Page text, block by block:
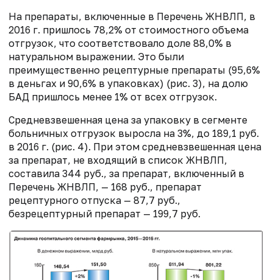
На препараты, включенные в Перечень ЖНВЛП, в
2016 г. пришлось 78,2% от стоимостного объема
отгрузок, что соответствовало доле 88,0% в
натуральном выражении. Это были
преимущественно рецептурные препараты (95,6%
в деньгах и 90,6% в упаковках) (рис. 3), на долю
БАД пришлось менее 1% от всех отгрузок.
Средневзвешенная цена за упаковку в сегменте
больничных отгрузок выросла на 3%, до 189,1 руб.
в 2016 г. (рис. 4). При этом средневзвешенная цена
за препарат, не входящий в список ЖНВЛП,
составила 344 руб., за препарат, включенный в
Перечень ЖНВЛП, — 168 руб., препарат
рецептурного отпуска — 87,7 руб.,
безрецептурный препарат — 199,7 руб.